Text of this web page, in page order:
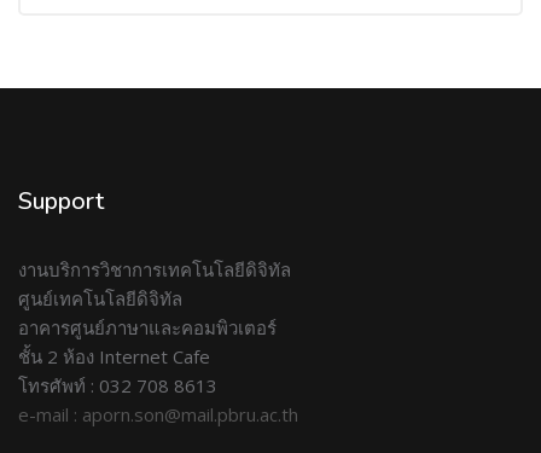
Support
งานบริการวิชาการเทคโนโลยีดิจิทัล
ศูนย์เทคโนโลยีดิจิทัล
อาคารศูนย์ภาษาและคอมพิวเตอร์
ชั้น 2 ห้อง Internet Cafe
โทรศัพท์ : 032 708 8613
e-mail : aporn.son@mail.pbru.ac.th